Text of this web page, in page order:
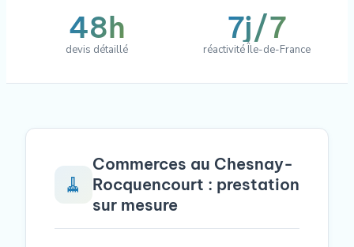
48h
devis détaillé
7j/7
réactivité Île-de-France
🧹
Commerces au Chesnay-
Rocquencourt : prestation
sur mesure